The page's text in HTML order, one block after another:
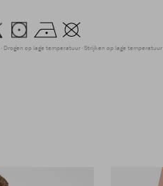
Drogen op lage temperatuur Strijken op lage temperatuur